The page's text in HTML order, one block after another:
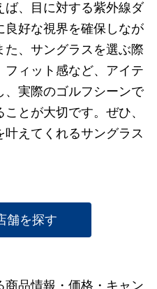
ば、目に対する紫外線ダ
良好な視界を確保しなが
た、サングラスを選ぶ際
フィット感など、アイテ
、実際のゴルフシーンで
とが大切です。ぜひ、
えてくれるサングラス
舗を探す
品情報・価格・キャン